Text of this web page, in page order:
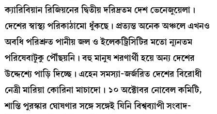
ক্যারিবিয়ান রিজিয়নের দ্বিতীয় দরিদ্রতম দেশ ভেনেজুয়েলা।
দেশের স্বাস্থ্য পরিকাঠামো ধুঁকছে। প্রত্যন্ত অনেক অঞ্চলে এখনও
অবধি পরিশ্রুত পানীয় জল ও ইলেকট্রিসিটির মতো ন্যূনতম
পরিষেবাটুকু পৌঁছয়নি। বহু মানুষ শরণার্থী হয়ে অন্য দেশের
উদ্দেশ্যে পাড়ি দিচ্ছে। এহেন সমস্যা-জর্জরিত দেশের বিরোধী
নেত্রী মারিয়া কোরিনা মাচাদো। ১০ অক্টোবর নোবেল কমিটি,
শান্তি পুরস্কার ঘোষণার সঙ্গে সঙ্গেই যিনি বিশ্বব্যাপী সংবাদ-